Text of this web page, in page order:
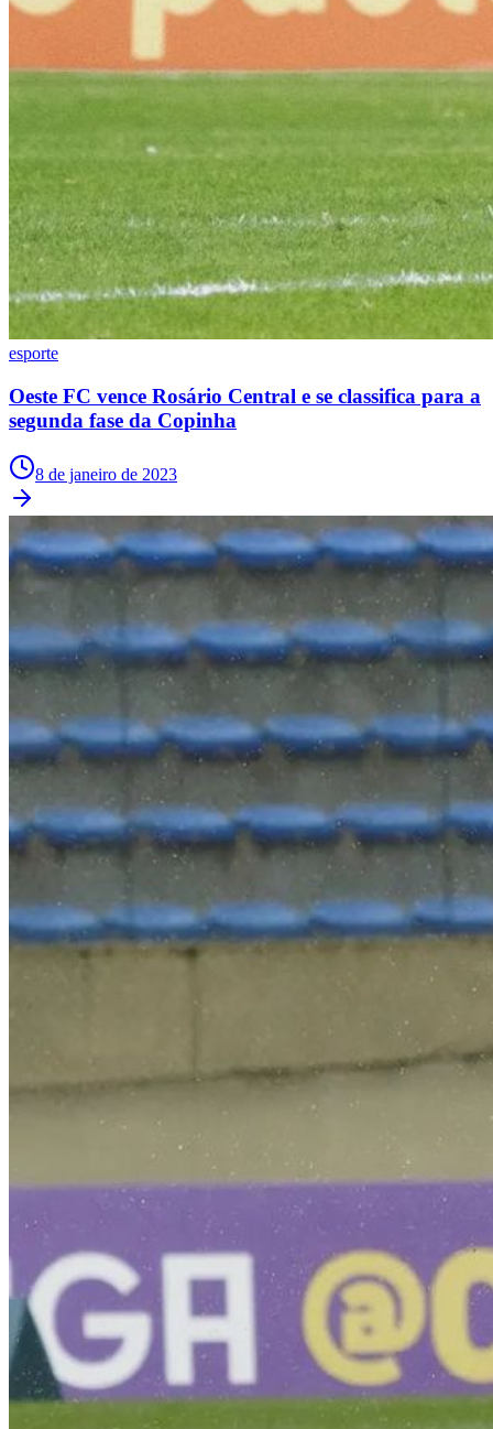
São Paulo
esporte
Oeste FC vence Rosário Central e se classifica para a
segunda fase da Copinha
8 de janeiro de 2023